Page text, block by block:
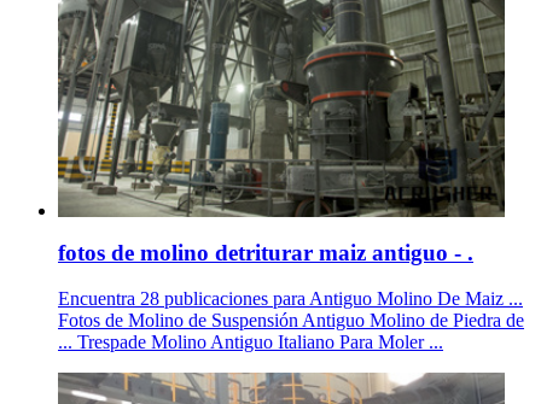
fotos de molino detriturar maiz antiguo - .
Encuentra 28 publicaciones para Antiguo Molino De Maiz ...
Fotos de Molino de Suspensión Antiguo Molino de Piedra de
... Trespade Molino Antiguo Italiano Para Moler ...